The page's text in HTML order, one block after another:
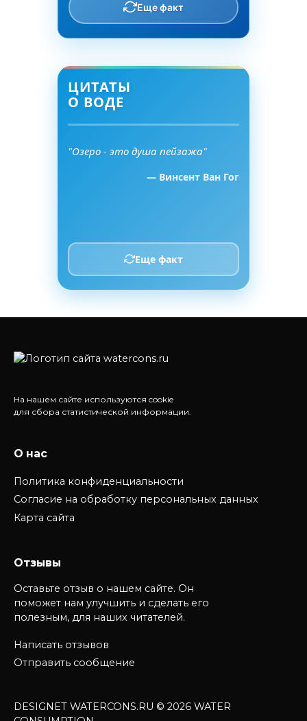
Еще факт
ЦИТАТЫ
О ВОДЕ
"Озеро - это душа пейзажа"
— Винсент Ван Гог
Еще факт
На нашем сайте используются cookie
для сбора статистической информации.
О нас
Политика конфиденциальности
Согласие на обработку персональных данных
Карта сайта
Отзывы
Оставьте отзыв о нашем сайте. Он
поможет нам улучшить и сделать его
полезным, для наших читателей.
Написать отзывов
Отправить сообщение
DESIGNET WATERCONS.RU © 2026 WATER